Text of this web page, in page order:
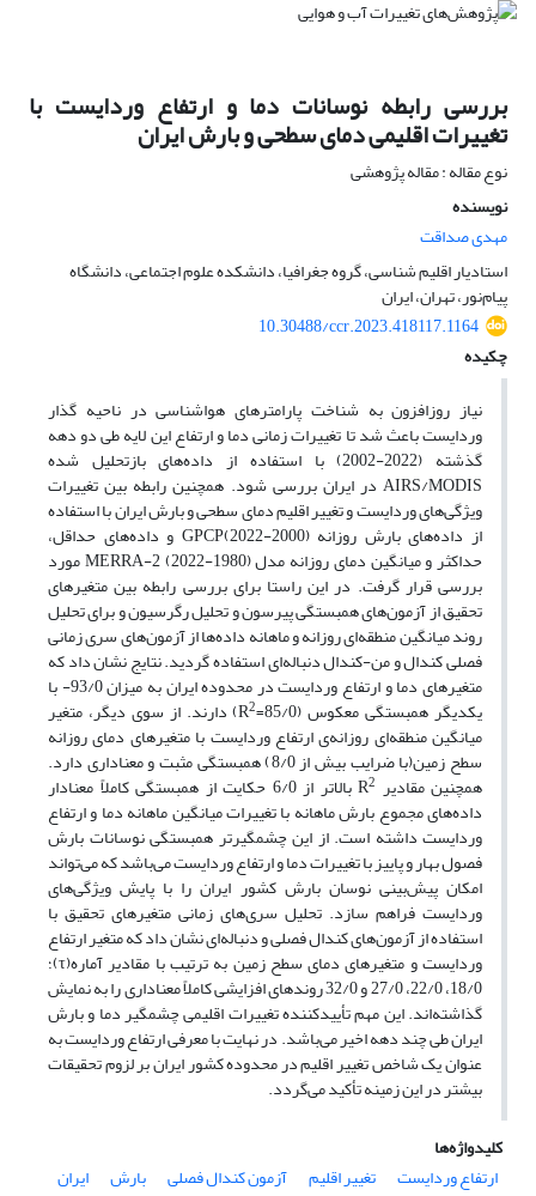
بررسی رابطه نوسانات دما و ارتفاع وردایست با
تغییرات اقلیمی دمای سطحی و بارش ایران
نوع مقاله : مقاله پژوهشی
نویسنده
مهدی صداقت
استادیار اقلیم شناسی، گروه جغرافیا، دانشکده علوم اجتماعی، دانشگاه
پیام‌نور، تهران، ایران
10.30488/ccr.2023.418117.1164
چکیده
نیاز روزافزون به شناخت پارامترهای هواشناسی در ناحیه گذار
وردایست باعث شد تا تغییرات زمانی دما و ارتفاع این لایه طی دو دهه
گذشته (2022-2002) با استفاده از داده‌های بازتحلیل شده
AIRS/MODIS در ایران بررسی شود. همچنین رابطه بین تغییرات
ویژگی‌های وردایست و تغییر اقلیم دمای سطحی و بارش ایران با استفاده
از داده‌های بارش روزانه GPCP(2022-2000) و داده‌های حداقل،
حداکثر و میانگین دمای روزانه مدل MERRA-2 (2022-1980) مورد
بررسی قرار گرفت. در این راستا برای بررسی رابطه بین متغیرهای
تحقیق از آزمون‌های همبستگی پیرسون و تحلیل رگرسیون و برای تحلیل
روند میانگین منطقه‌ای روزانه و ماهانه داده‌ها از آزمون‌های سری زمانی
فصلی کندال و من-کندال دنباله‌ای استفاده گردید. نتایج نشان داد که
متغیرهای دما و ارتفاع وردایست در محدوده ایران به میزان 93/0- با
یکدیگر همبستگی معکوس (85/0=R 2 ) دارند. از سوی دیگر، متغیر
میانگین منطقه‌ای روزانه‌ی ارتفاع وردایست با متغیرهای دمای روزانه
سطح زمین(با ضرایب بیش از 8/0) همبستگی مثبت و معناداری دارد.
همچنین مقادیر R 2 بالاتر از 6/0 حکایت از همبستگی کاملاً معنادار
داده‌های مجموع بارش ماهانه با تغییرات میانگین ماهانه دما و ارتفاع
وردایست داشته است. از این چشمگیرتر همبستگی نوسانات بارش
فصول بهار و پاییز با تغییرات دما و ارتفاع وردایست می‌باشد که می‌تواند
امکان پیش‌بینی‌ نوسان بارش کشور ایران را با پایش ویژگی‌های
وردایست فراهم ‌سازد. تحلیل سری‌های زمانی متغیرهای تحقیق با
استفاده از آزمون‌های کندال فصلی و دنباله‌ای نشان داد که متغیر ارتفاع
وردایست و متغیرهای دمای سطح زمین به ترتیب با مقادیر آماره(τ)؛
18/0، 22/0، 27/0 و 32/0 روندهای افزایشی کاملاً معناداری را به نمایش
گذاشته‌اند. این مهم تأییدکننده تغییرات اقلیمی چشمگیر دما و بارش
ایران طی چند دهه اخیر می‌باشد. در نهایت با معرفی ارتفاع وردایست به
عنوان یک شاخص تغییر اقلیم در محدوده کشور ایران بر لزوم تحقیقات
بیشتر در این زمینه تأکید می‌گردد.
کلیدواژه‌ها
ارتفاع وردایست
تغییر اقلیم آزمون کندال فصلی بارش
ایران